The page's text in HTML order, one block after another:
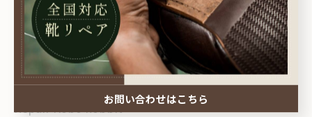
--------------------------------------------------------------------
--
Repair Kobo kobbit
お問い合わせはこちら